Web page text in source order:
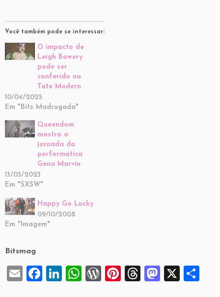
Você também pode se interessar:
O impacto de
Leigh Bowery
pode ser
conferido na
Tate Modern
10/04/2025
Em "Bits Madrugada"
Queendom
mostra a
jornada da
performática
Gena Marvin
13/03/2023
Em "SXSW"
Happy Go Lucky
09/10/2008
Em "Imagem"
Bitsmag
E
F
Li
W W
Pi
T
M
X